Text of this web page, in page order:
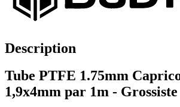
Description
Tube PTFE 1.75mm
1,9x4mm par 1m -